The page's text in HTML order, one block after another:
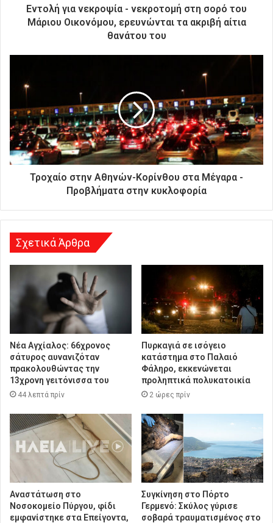
ς
δ
ι
ε
ύ
σ
Εντολή για νεκροψία - νεκροτομή στη σορό του
Μάριου Οικονόμου, ερευνώνται τα ακριβή αίτια
θανάτου του
Τροχαίο στην Αθηνών-Κορίνθου στα Μέγαρα -
Προβλήματα στην κυκλοφορία
Σχετικά Άρθρα
Νέα Αγχίαλος: 66χρονος
σάτυρος αυνανιζόταν
πρακολουθώντας την
13χρονη γειτόνισσα του
44 λεπτά πρίν
Πυρκαγιά σε ισόγειο
κατάστημα στο Παλαιό
Φάληρο, εκκενώνεται
προληπτικά πολυκατοικία
2 ώρες πρίν
Αναστάτωση στο
Νοσοκομείο Πύργου, φίδι
εμφανίστηκε στα Επείγοντα,
Συγκίνηση στο Πόρτο
Γερμενό: Σκύλος γύρισε
σοβαρά τραυματισμένος στο